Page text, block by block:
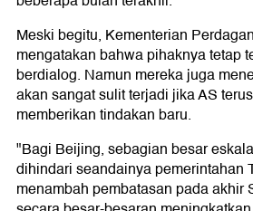
Meski begitu, Kementerian
mengatakan bahwa pihaknya tetap
berdialog. Namun mereka juga
akan sangat sulit terjadi jika AS
memberikan tindakan baru.
"Bagi Beijing, sebagian besar
dihindari seandainya pemerintahan
menambah pembatasan pada akhir